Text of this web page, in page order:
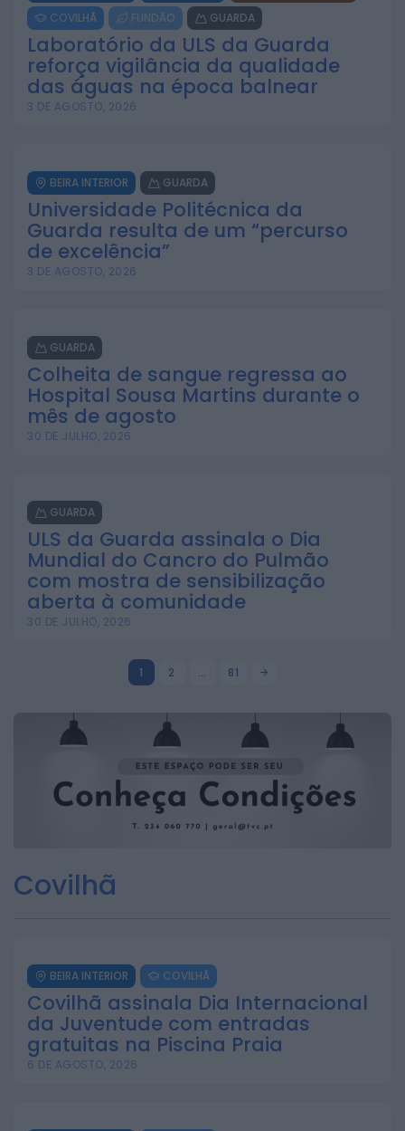
COVILHÃ
FUNDÃO GUARDA
Laboratório da ULS da Guarda
reforça vigilância da qualidade
das águas na época balnear
3 DE AGOSTO, 2026
BEIRA INTERIOR GUARDA
Universidade Politécnica da
Guarda resulta de um “percurso
de excelência”
3 DE AGOSTO, 2026
GUARDA
Colheita de sangue regressa ao
Hospital Sousa Martins durante o
mês de agosto
30 DE JULHO, 2026
GUARDA
ULS da Guarda assinala o Dia
Mundial do Cancro do Pulmão
com mostra de sensibilização
aberta à comunidade
30 DE JULHO, 2026
1 2 … 81
Covilhã
BEIRA INTERIOR COVILHÃ
Covilhã assinala Dia Internacional
da Juventude com entradas
gratuitas na Piscina Praia
6 DE AGOSTO, 2026